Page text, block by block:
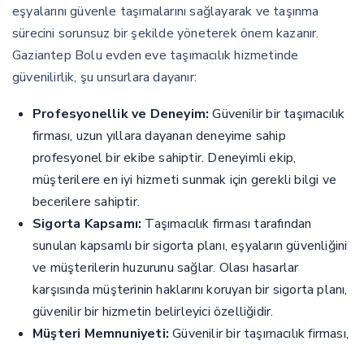
eşyalarını güvenle taşımalarını sağlayarak ve taşınma
sürecini sorunsuz bir şekilde yöneterek önem kazanır.
Gaziantep Bolu evden eve taşımacılık hizmetinde
güvenilirlik, şu unsurlara dayanır:
Profesyonellik ve Deneyim: Güvenilir bir taşımacılık
firması, uzun yıllara dayanan deneyime sahip
profesyonel bir ekibe sahiptir. Deneyimli ekip,
müşterilere en iyi hizmeti sunmak için gerekli bilgi ve
becerilere sahiptir.
Sigorta Kapsamı: Taşımacılık firması tarafından
sunulan kapsamlı bir sigorta planı, eşyaların güvenliğini
ve müşterilerin huzurunu sağlar. Olası hasarlar
karşısında müşterinin haklarını koruyan bir sigorta planı,
güvenilir bir hizmetin belirleyici özelliğidir.
Müşteri Memnuniyeti: Güvenilir bir taşımacılık firması,